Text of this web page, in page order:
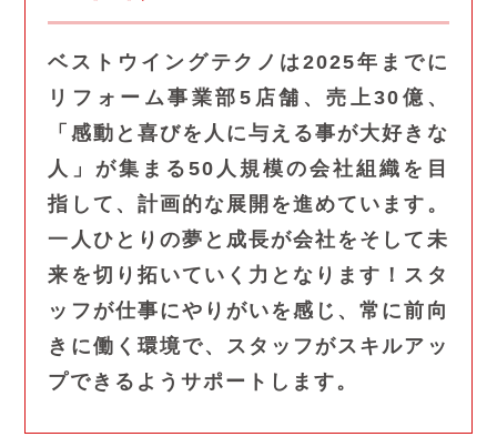
ベストウイングテクノは2025年までに
リフォーム事業部5店舗、売上30億、
「感動と喜びを人に与える事が大好きな
人」が集まる50人規模の会社組織を目
指して、計画的な展開を進めています。
一人ひとりの夢と成長が会社をそして未
来を切り拓いていく力となります！スタ
ッフが仕事にやりがいを感じ、常に前向
きに働く環境で、スタッフがスキルアッ
プできるようサポートします。